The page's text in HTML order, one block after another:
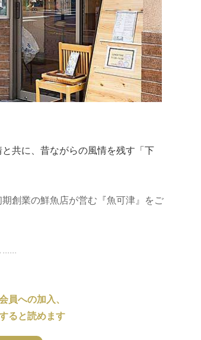
共に、昔ながらの風情を残す「下
創業の鮮魚店が営む『魚可津』をご
員への加入、
ると読めます